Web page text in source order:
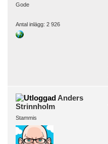
Gode
Antal inlägg: 2 926
Anders
Strinnholm
Stammis